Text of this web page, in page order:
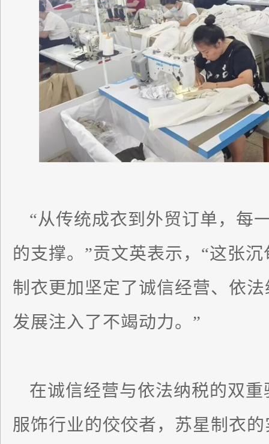
“从传统成衣到外贸订单，每
的支撑。”贡文英表示，“这张
制衣更加坚定了诚信经营、依
发展注入了不竭动力。”
在诚信经营与依法纳税的双
服饰行业的佼佼者，苏星制衣